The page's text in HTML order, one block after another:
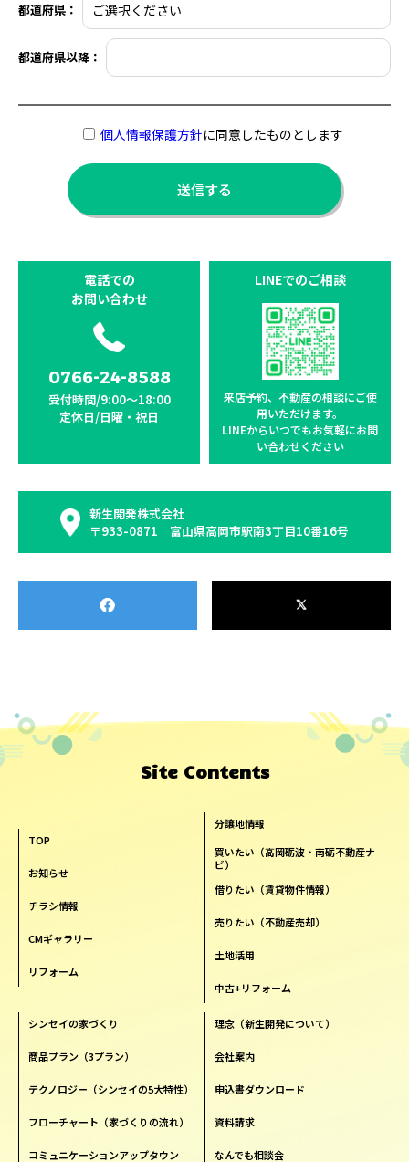
都道府県：
都道府県以降：
個人情報保護方針に同意したものとします
電話での
お問い合わせ
0766-24-8588
受付時間/9:00〜18:00
定休日/日曜・祝日
LINEでのご相談
来店予約、不動産の相談にご使
用いただけます。
LINEからいつでもお気軽にお問
い合わせください
新生開発株式会社
〒933-0871 富山県高岡市駅南3丁目10番16号
Site Contents
TOP
お知らせ
チラシ情報
CMギャラリー
リフォーム
分譲地情報
買いたい（高岡砺波・南砺不動産ナ
ビ）
借りたい（賃貸物件情報）
売りたい（不動産売却）
土地活用
中古+リフォーム
シンセイの家づくり
商品プラン（3プラン）
テクノロジー（シンセイの5大特性）
フローチャート（家づくりの流れ）
コミュニケーションアップタウン
理念（新生開発について）
会社案内
申込書ダウンロード
資料請求
なんでも相談会